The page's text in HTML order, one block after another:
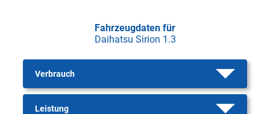
Fahrzeugdaten für
Daihatsu Sirion 1.3
Verbrauch
Leistung